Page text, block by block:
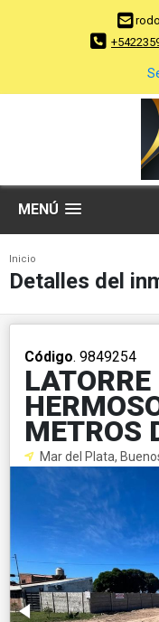
MENÚ
Inicio
Detalles del
Código. 9849254
LATORRE
METROS
Mar del Plata,